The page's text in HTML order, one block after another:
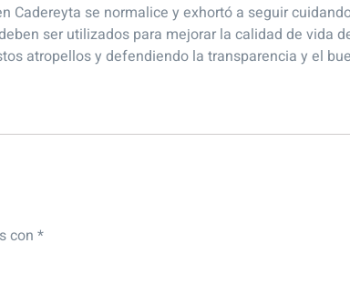
Cadereyta se normalice y exhortó a seguir
ser utilizados para mejorar la calidad de vida
atropellos y defendiendo la transparencia y el
con *